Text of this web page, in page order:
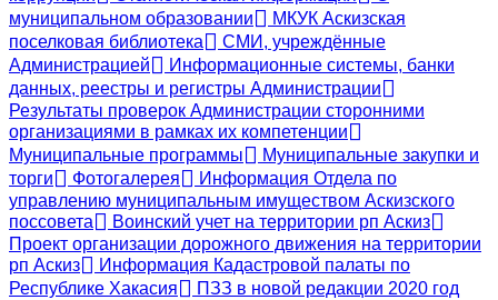
муниципальном образовании
МКУК Аскизская
поселковая библиотека
СМИ, учреждённые
Администрацией
Информационные системы, банки
данных, реестры и регистры Администрации
Результаты проверок Администрации сторонними
организациями в рамках их компетенции
Муниципальные программы
Муниципальные закупки и
торги
Фотогалерея
Информация Отдела по
управлению муниципальным имуществом Аскизского
поссовета
Воинский учет на территории рп Аскиз
Проект организации дорожного движения на территории
рп Аскиз
Информация Кадастровой палаты по
Республике Хакасия
ПЗЗ в новой редакции 2020 год